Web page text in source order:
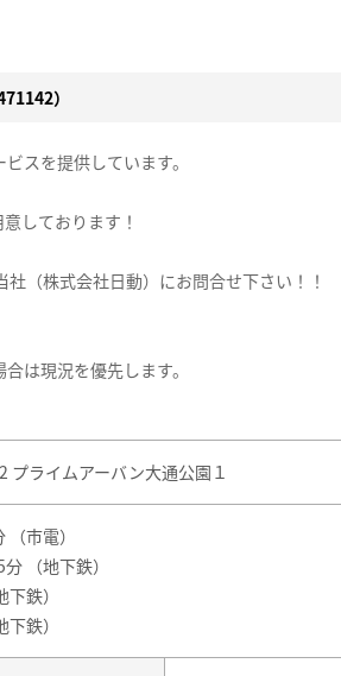
）
スを提供しています。
しております！
（株式会社日動）にお問合せ下さい！！
は現況を優先します。
プライムアーバン大通公園１
（市電）
（地下鉄）
鉄）
鉄）